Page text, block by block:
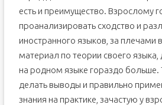
есть и преимущество. Взрослому
проанализировать сходство и
иностранного языков, за плечами
материал по теории своего
на родном языке гораздо больше.
делать выводы и правильно
знания на практике, зачастую у